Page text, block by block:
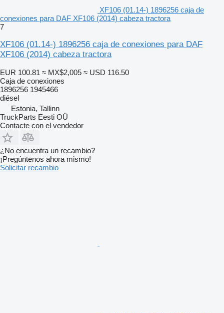
XF106 (01.14-) 1896256 caja de
conexiones para DAF XF106 (2014) cabeza tractora
7
XF106 (01.14-) 1896256 caja de conexiones para DAF
XF106 (2014) cabeza tractora
EUR 100.81 ≈ MX$2,005 ≈ USD 116.50
Caja de conexiones
1896256 1945466
diésel
Estonia, Tallinn
TruckParts Eesti OÜ
Contacte con el vendedor
¿No encuentra un recambio?
¡Pregúntenos ahora mismo!
Solicitar recambio